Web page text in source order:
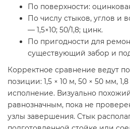
По поверхности:
По числу стыков, углов и
— 1,5×10; 50/1,8; цинк.
По пригодности для
существующий забор и
Корректное сравнение ведут
позиции: 1,5 × 10 м, 50 × 50 мм,
исполнение. Визуально
равнозначным, пока не
узлы завершения. Стык